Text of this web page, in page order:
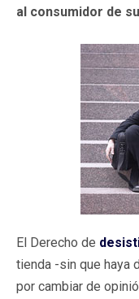
al consumidor de
El Derecho de
tienda -sin que haya
por cambiar de